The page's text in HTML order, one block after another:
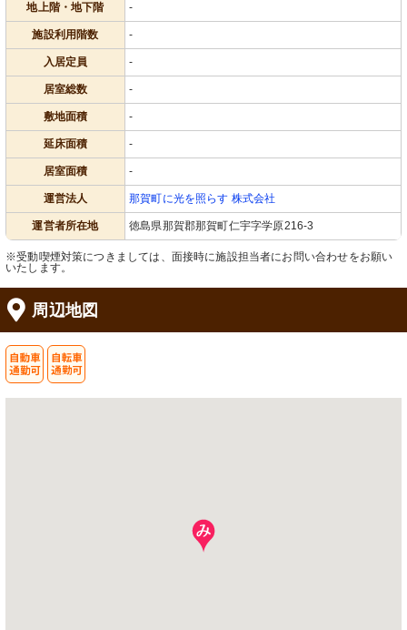
地上階・地下階 -
施設利用階数 -
入居定員 -
居室総数 -
敷地面積 -
延床面積 -
居室面積 -
運営法人 那賀町に光を照らす 株式会社
運営者所在地 徳島県那賀郡那賀町仁宇字学原216-3
※受動喫煙対策につきましては、面接時に施設担当者にお問い合わせをお願い
いたします。
周辺地図